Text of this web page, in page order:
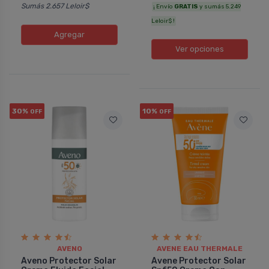
Sumás 2.657 Leloir$
Agregar
¡ Envío GRATIS y sumás 5.249
Leloir$ !
Ver opciones
30% OFF
AVENO
Aveno Protector Solar
10% OFF
AVENE EAU THERMALE
Avene Protector Solar